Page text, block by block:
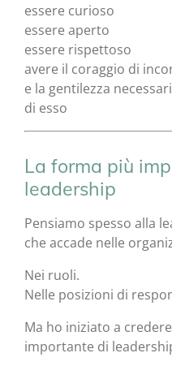
essere curioso
essere aperto
essere rispettoso
avere il coraggio di
e la gentilezza
di esso
La forma più
leadership
Pensiamo spesso alla
che accade nelle
Nei ruoli.
Nelle posizioni di
Ma ho iniziato a
importante di